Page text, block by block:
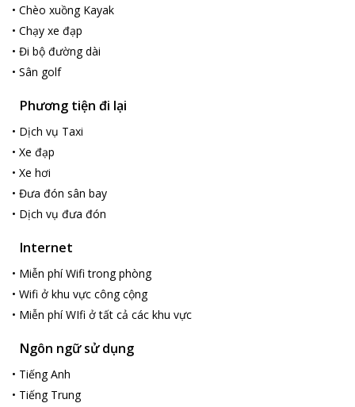
• Chèo xuồng Kayak
• Chạy xe đạp
• Đi bộ đường dài
• Sân golf
Phương tiện đi lại
• Dịch vụ Taxi
• Xe đạp
• Xe hơi
• Đưa đón sân bay
• Dịch vụ đưa đón
Internet
• Miễn phí Wifi trong phòng
• Wifi ở khu vực công cộng
• Miễn phí WIfi ở tất cả các khu vực
Ngôn ngữ sử dụng
• Tiếng Anh
• Tiếng Trung